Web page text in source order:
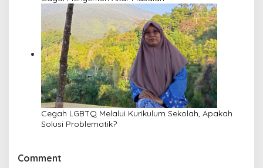
Cegah LGBTQ Melalui Kurikulum Sekolah, Apakah
Solusi Problematik?
Comment